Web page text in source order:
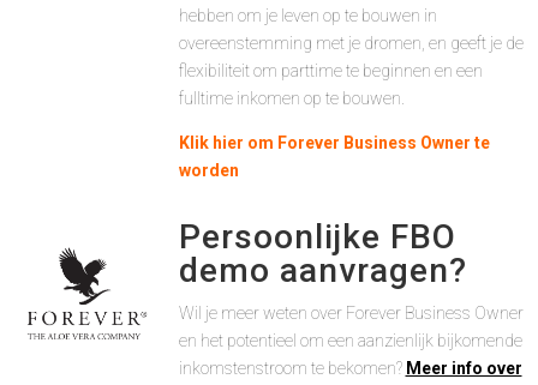
hebben om je leven op te bouwen in
overeenstemming met je dromen, en geeft je de
flexibiliteit om parttime te beginnen en een
fulltime inkomen op te bouwen.
Klik hier om Forever Business Owner te
worden
Persoonlijke FBO
demo aanvragen?
Wil je meer weten over Forever Business Owner
en het potentieel om een aanzienlijk bijkomende
inkomstenstroom te bekomen? Meer info over